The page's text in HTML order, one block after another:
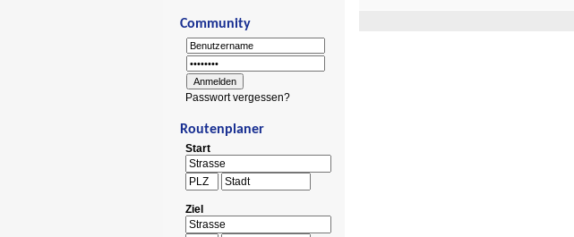
Community
Passwort vergessen?
Routenplaner
Start
Ziel